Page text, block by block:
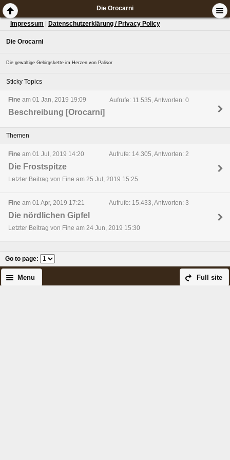
Die Orocarni
Impressum Datenschutzerklärung / Privacy Policy
Die Orocarni
Die gewaltige Gebirgskette im Herzen von Palisor
Sticky Topics
Fine am 01 Jan, 2019 19:09 Aufrufe: 11.535, Antworten: 0
Beschreibung [Orocarni]
Themen
Fine am 01 Jul, 2019 14:20 Aufrufe: 14.305, Antworten: 2
Die Frostspitze
Letzter Beitrag von Fine am 25 Jul, 2019 15:25
Fine am 01 Apr, 2019 17:21 Aufrufe: 15.433, Antworten: 3
Die nördlichen Gipfel
Letzter Beitrag von Fine am 24 Jun, 2019 15:30
Go to page:
Full site
Menu